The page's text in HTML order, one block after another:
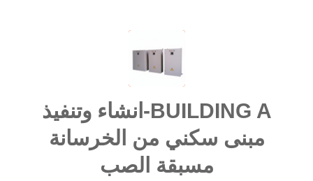
BUILDING A-انشاء وتنفيذ
مبنى سكني من الخرسانة
مسبقة الصب